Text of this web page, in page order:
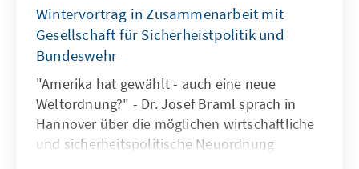
Wintervortrag in Zusammenarbeit mit
Gesellschaft für Sicherheistpolitik und
Bundeswehr
"Amerika hat gewählt - auch eine neue
Weltordnung?" - Dr. Josef Braml sprach in
Hannover über die möglichen wirtschaftliche
und sicherheitspolitische Neuordnung